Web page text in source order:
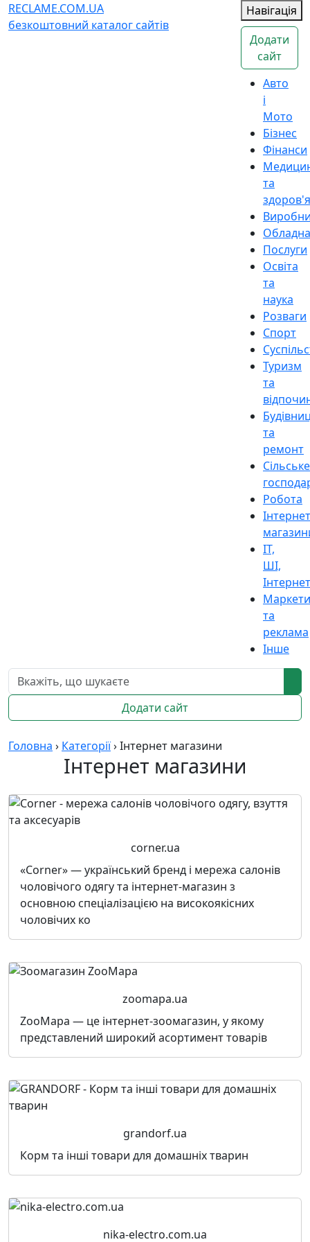
RECLAME.COM.UA
безкоштовний каталог сайтів
Навігація
Додати
сайт
Авто
і
Мото
Бізнес
Фінанси
та
здоров'я
Послуги
Освіта
та
наука
Розваги
Спорт
Туризм
та
та
ремонт
Сільське
Робота
Інтернет
ІТ,
ШІ,
Інтернет
та
реклама
Інше
Додати сайт
Головна › Категорії›Інтернет магазини
Інтернет магазини
corner.ua
«Corner» — український бренд і мережа салонів
чоловічого одягу та інтернет‑магазин з
основною спеціалізацією на високоякісних
чоловічих ко
zoomapa.ua
ZooMapa — це інтернет-зоомагазин, у якому
представлений широкий асортимент товарів
grandorf.ua
Корм та інші товари для домашніх тварин
nika-electro.com.ua